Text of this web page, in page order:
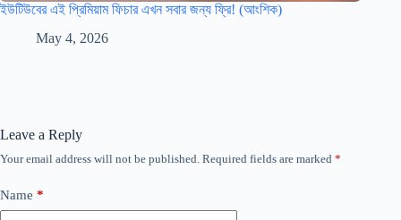
ইউটিউবের এই প্রিমিয়াম ফিচার এখন সবার জন্য ফ্রি! (আংশিক)
May 4, 2026
Leave a Reply
Your email address will not be published. Required fields are marked *
Name *